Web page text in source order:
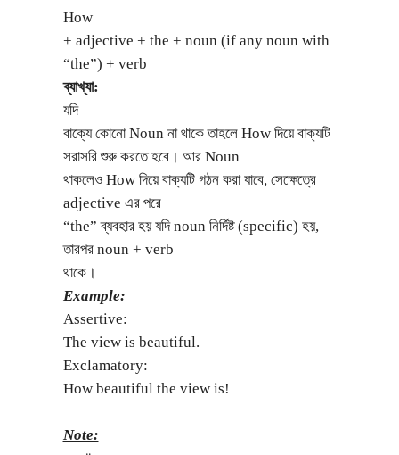
How
+ adjective + the + noun (if any noun with
“the”) + verb
ব্যাখ্যা:
যদি
বাক্যে কোনো Noun না থাকে তাহলে How দিয়ে বাক্যটি
সরাসরি শুরু করতে হবে। আর Noun
থাকলেও How দিয়ে বাক্যটি গঠন করা যাবে, সেক্ষেত্রে
adjective এর পরে
“the” ব্যবহার হয় যদি noun নির্দিষ্ট (specific) হয়,
তারপর noun + verb
থাকে।
Example:
Assertive:
The view is beautiful.
Exclamatory:
How beautiful the view is!
Note: